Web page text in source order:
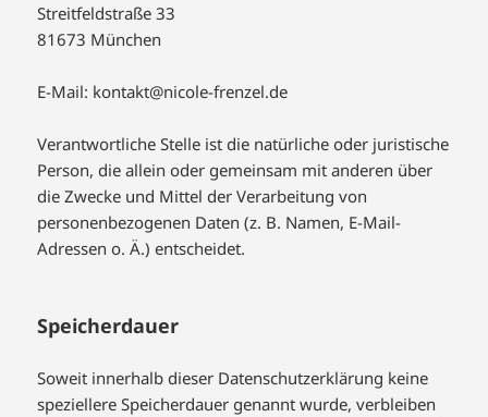
Streitfeldstraße 33
81673 München
E-Mail: kontakt@nicole-frenzel.de
Verantwortliche Stelle ist die natürliche oder juristische
Person, die allein oder gemeinsam mit anderen über
die Zwecke und Mittel der Verarbeitung von
personenbezogenen Daten (z. B. Namen, E-Mail-
Adressen o. Ä.) entscheidet.
Speicherdauer
Soweit innerhalb dieser Datenschutzerklärung keine
speziellere Speicherdauer genannt wurde, verbleiben